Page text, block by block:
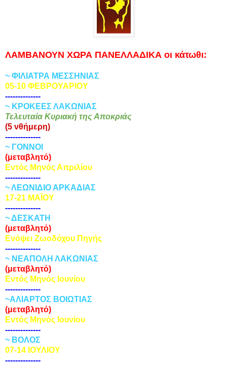
ΛΑΜΒΑΝΟΥΝ ΧΩΡΑ ΠΑΝΕΛΛΑΔΙΚΑ οι κάτωθι:
~ ΦΙΛΙΑΤΡΑ ΜΕΣΣΗΝΙΑΣ
05-10 ΦΕΒΡΟΥΑΡΙΟΥ
--------------
~ ΚΡΟΚΕΕΣ ΛΑΚΩΝΙΑΣ
Τελευταία Κυριακή της Αποκριάς
(5 νθήμερη)
--------------
~ ΓΟΝΝΟΙ
(μεταβλητό)
Εντός Μηνός Απριλίου
--------------
~ ΛΕΩΝΙΔΙΟ ΑΡΚΑΔΙΑΣ
17-21 ΜΑΪΟΥ
--------------
~ ΔΕΣΚΑΤΗ
(μεταβλητό)
Ενόψει Ζωοδόχου Πηγής
--------------
~ ΝΕΑΠΟΛΗ ΛΑΚΩΝΙΑΣ
(μεταβλητό)
Εντός Μηνός Ιουνίου
--------------
~ΑΛΙΑΡΤΟΣ ΒΟΙΩΤΙΑΣ
(μεταβλητό)
Εντός Μηνός Ιουνίου
--------------
~ ΒΟΛΟΣ
07-14 ΙΟΥΛΙΟΥ
--------------